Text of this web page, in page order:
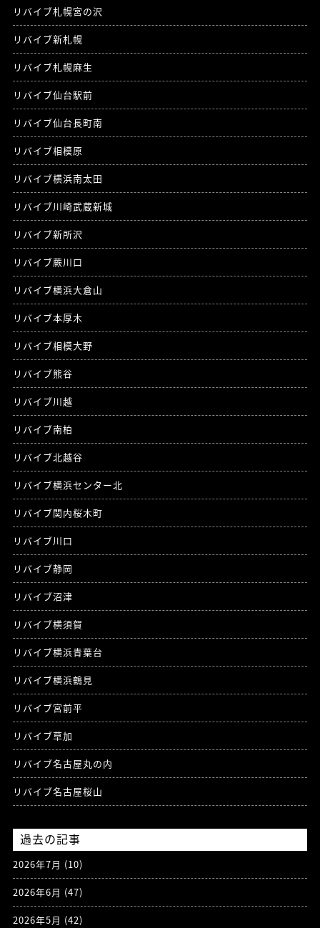
リバイブ札幌宮の沢
リバイブ新札幌
リバイブ札幌麻生
リバイブ仙台駅前
リバイブ仙台長町南
リバイブ相模原
リバイブ横浜南太田
リバイブ川崎武蔵新城
リバイブ新所沢
リバイブ蕨川口
リバイブ横浜大倉山
リバイブ本厚木
リバイブ相模大野
リバイブ熊谷
リバイブ川越
リバイブ南柏
リバイブ北越谷
リバイブ横浜センター北
リバイブ関内桜木町
リバイブ川口
リバイブ静岡
リバイブ沼津
リバイブ横須賀
リバイブ横浜青葉台
リバイブ横浜鶴見
リバイブ宮前平
リバイブ草加
リバイブ名古屋丸の内
リバイブ名古屋桜山
過去の記事
2026年7月 (10)
2026年6月 (47)
2026年5月 (42)